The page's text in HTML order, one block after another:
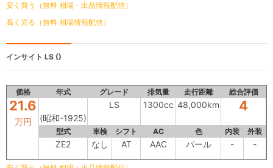
安く買う（無料 相場・出品情報配信）
高く売る（無料 相場情報配信）
インサイト LS ()
価格 年式 グレード 排気量 走行距離 総合評価
21.6
万円 (昭和-1925)
LS 1300cc 48,000km 4
型式 車検 シフト AC 色 内装 外装
ZE2 なし AT AAC パール - -